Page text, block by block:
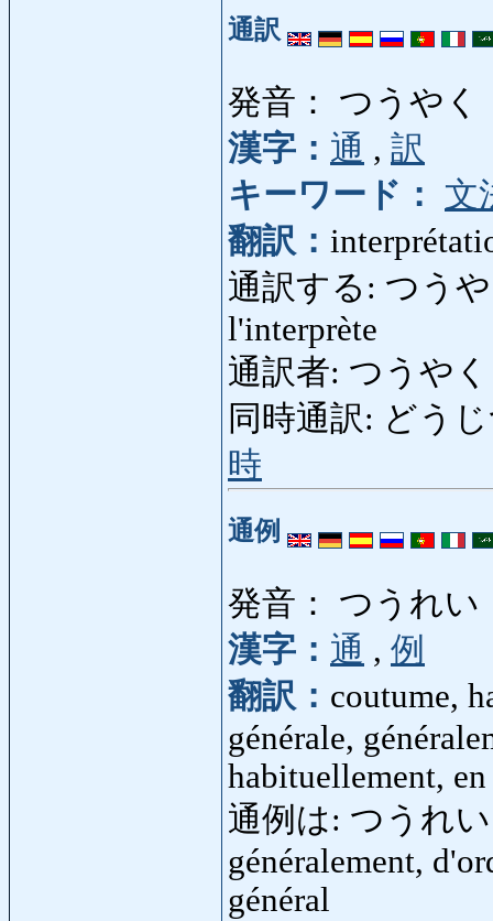
通訳
発音： つうやく
漢字： 通 , 訳
キーワード：
文
翻訳：
通訳する: つう
l'interprète
通訳者: つうや
同時通訳: どう
時
通例
発音： つうれい
漢字： 通 , 例
翻訳： coutume,
générale,
habituellement,
通例は: つうれい
généralement,
général